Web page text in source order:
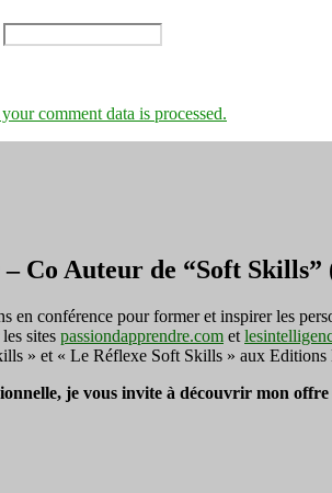
comment data is processed.
Co Auteur de “Soft
conférence pour former et inspirer les
sites passiondapprendre.com et
» et « Le Réflexe Soft Skills » aux
je vous invite à découvrir mon offre